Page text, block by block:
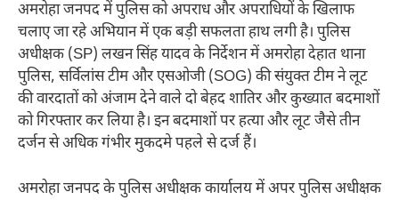
अमरोहा जनपद में पुलिस को अपराध और अपराधियों के खिलाफ
चलाए जा रहे अभियान में एक बड़ी सफलता हाथ लगी है। पुलिस
अधीक्षक (SP) लखन सिंह यादव के निर्देशन में अमरोहा देहात थाना
पुलिस, सर्विलांस टीम और एसओजी (SOG) की संयुक्त टीम ने लूट
की वारदातों को अंजाम देने वाले दो बेहद शातिर और कुख्यात बदमाशों
को गिरफ्तार कर लिया है। इन बदमाशों पर हत्या और लूट जैसे तीन
दर्जन से अधिक गंभीर मुकदमे पहले से दर्ज हैं।
अमरोहा जनपद के पुलिस अधीक्षक कार्यालय में अपर पुलिस अधीक्षक